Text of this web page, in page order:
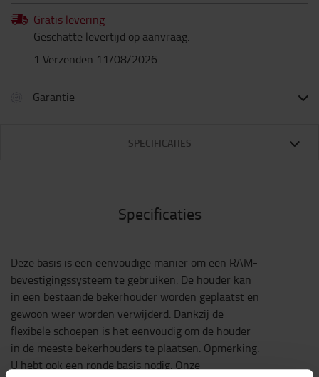
Gratis levering
Geschatte levertijd op aanvraag.
1 Verzenden 11/08/2026
Garantie
SPECIFICATIES
Specificaties
Deze basis is een eenvoudige manier om een RAM-
bevestigingssysteem te gebruiken. De houder kan
in een bestaande bekerhouder worden geplaatst en
gewoon weer worden verwijderd. Dankzij de
flexibele schoepen is het eenvoudig om de houder
in de meeste bekerhouders te plaatsen. Opmerking:
U hebt ook een ronde basis nodig. Onze